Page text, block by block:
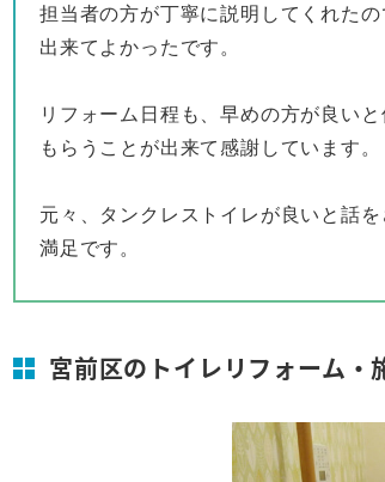
担当者の方が丁寧に説明してくれた
出来てよかったです。
リフォーム日程も、早めの方が良い
もらうことが出来て感謝しています。
元々、タンクレストイレが良いと話
満足です。
宮前区のトイレリフォーム・